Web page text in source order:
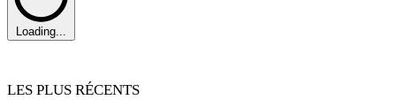
Loading...
LES PLUS RÉCENTS